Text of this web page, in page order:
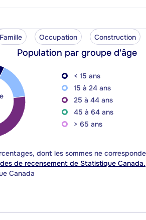
Famille Occupation Construction
Population par groupe d'âge
< 15 ans
15 à 24 ans
25 à 44 ans
45 à 64 ans
> 65 ans
dont les sommes ne
de recensement de Statistique Canada.
Canada